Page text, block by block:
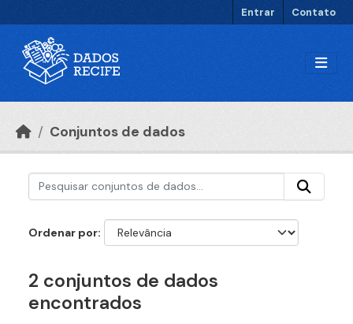
Entrar Contato
Conjuntos de dados
Ordenar por
2 conjuntos de dados
encontrados